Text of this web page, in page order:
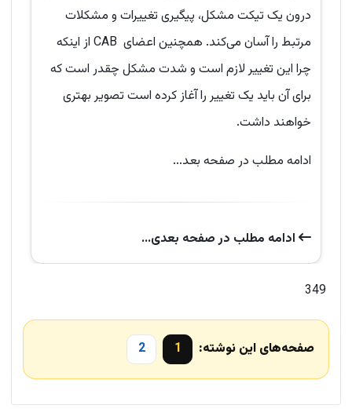
درون یک تیکت مشکل، پیگیری تغییرات و مشکلات
مرتبط را آسان می‌کند. همچنین اعضای CAB از اینکه
چرا این تغییر لازم است و شدت مشکل چقدر است که
برای آن باید یک تغییر را آغاز کرده است تصویر بهتری
خواهند داشت.
ادامه مطلب در صفحه بعد...
ادامه‌ مطلب در صفحه‌ بعدی...
349
صفحه‌های این نوشته: 1
2